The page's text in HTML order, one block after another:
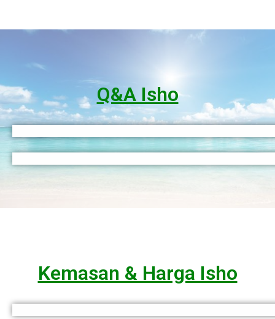
Q&A Isho
Kemasan & Harga Isho